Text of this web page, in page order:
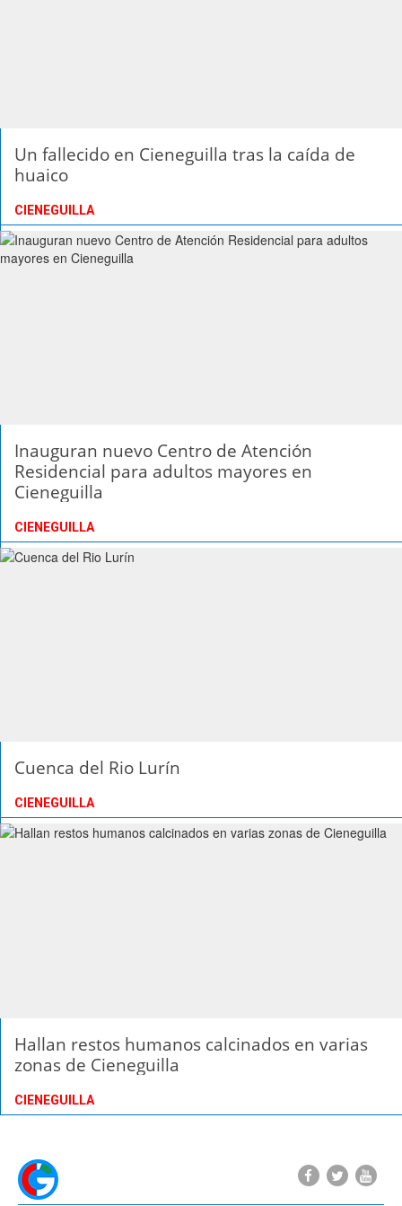
Un fallecido en Cieneguilla tras la caída de
huaico
CIENEGUILLA
Inauguran nuevo Centro de Atención
Residencial para adultos mayores en
Cieneguilla
CIENEGUILLA
Cuenca del Rio Lurín
CIENEGUILLA
Hallan restos humanos calcinados en varias
zonas de Cieneguilla
CIENEGUILLA